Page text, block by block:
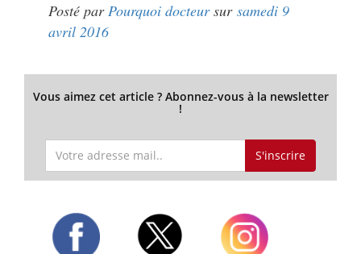
Posté parPourquoi docteursur samedi 9
avril 2016
Vous aimez cet article ? Abonnez-vous à la newsletter
!
S'inscrire